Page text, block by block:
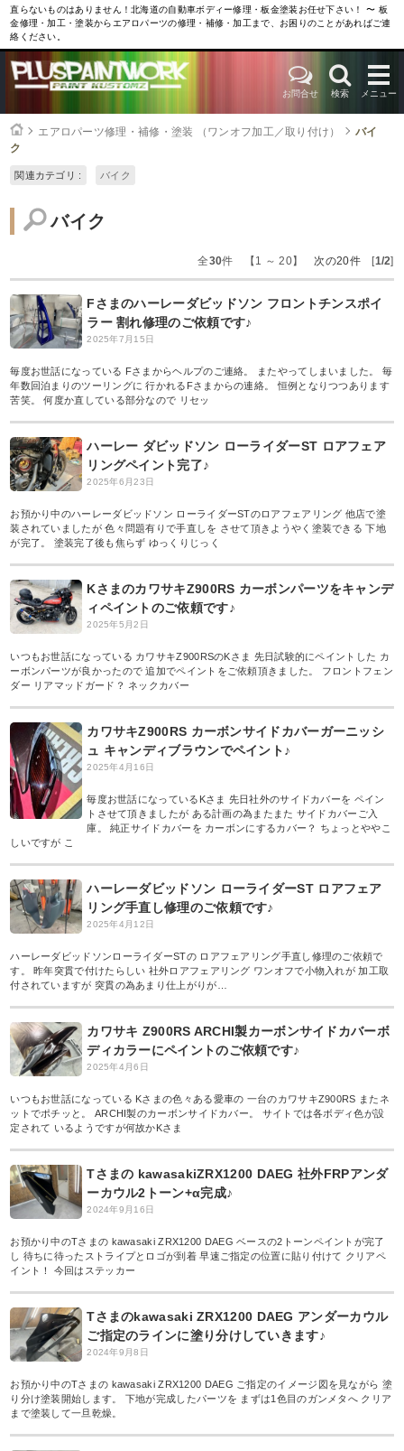
直らないものはありません！北海道の自動車ボディー修理・板金塗装お任せ下さい！ 〜 板
金修理・加工・塗装からエアロパーツの修理・補修・加工まで、お困りのことがあればご連
絡ください。
お問合せ 検索 メニュー
エアロパーツ修理・補修・塗装 （ワンオフ加工／取り付け）
バイ
ク
関連カテゴリ : バイク
バイク
全30件 【1 ～ 20】 次の20件[1/2]
Fさまのハーレーダビッドソン フロントチンスポイ
ラー 割れ修理のご依頼です♪
2025年7月15日
毎度お世話になっている Fさまからヘルプのご連絡。 またやってしまいました。 毎
年数回泊まりのツーリングに 行かれるFさまからの連絡。 恒例となりつつあります
苦笑。 何度か直している部分なので リセッ
ハーレー ダビッドソン ローライダーST ロアフェア
リングペイント完了♪
2025年6月23日
お預かり中のハーレーダビッドソン ローライダーSTのロアフェアリング 他店で塗
装されていましたが 色々問題有りで手直しを させて頂きようやく塗装できる 下地
が完了。 塗装完了後も焦らず ゆっくりじっく
KさまのカワサキZ900RS カーボンパーツをキャンデ
ィペイントのご依頼です♪
2025年5月2日
いつもお世話になっている カワサキZ900RSのKさま 先日試験的にペイントした カ
ーボンパーツが良かったので 追加でペイントをご依頼頂きました。 フロントフェン
ダー リアマッドガード？ ネックカバー
カワサキZ900RS カーボンサイドカバーガーニッシ
ュ キャンディブラウンでペイント♪
2025年4月16日
毎度お世話になっているKさま 先日社外のサイドカバーを ペイン
トさせて頂きましたが ある計画の為またまた サイドカバーご入
庫。 純正サイドカバーを カーボンにするカバー？ ちょっとややこ
しいですが こ
ハーレーダビッドソン ローライダーST ロアフェア
リング手直し修理のご依頼です♪
2025年4月12日
ハーレーダビッドソンローライダーSTの ロアフェアリング手直し修理のご依頼で
す。 昨年突貫で付けたらしい 社外ロアフェアリング ワンオフで小物入れが 加工取
付されていますが 突貫の為あまり仕上がりが…
カワサキ Z900RS ARCHI製カーボンサイドカバーボ
ディカラーにペイントのご依頼です♪
2025年4月6日
いつもお世話になっている Kさまの色々ある愛車の 一台のカワサキZ900RS またネ
ットでポチッと。 ARCHI製のカーボンサイドカバー。 サイトでは各ボディ色が設
定されて いるようですが何故かKさま
Tさまの kawasakiZRX1200 DAEG 社外FRPアンダ
ーカウル2トーン+α完成♪
2024年9月16日
お預かり中のTさまの kawasaki ZRX1200 DAEG ベースの2トーンペイントが完了
し 待ちに待ったストライプとロゴが到着 早速ご指定の位置に貼り付けて クリアペ
イント！ 今回はステッカー
Tさまのkawasaki ZRX1200 DAEG アンダーカウル
ご指定のラインに塗り分けしていきます♪
2024年9月8日
お預かり中のTさまの kawasaki ZRX1200 DAEG ご指定のイメージ図を見ながら 塗
り分け塗装開始します。 下地が完成したパーツを まずは1色目のガンメタへ クリア
まで塗装して一旦乾燥。